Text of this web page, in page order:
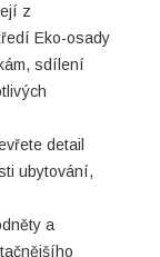
z
Eko-osady
sdílení
detail
ubytování,
a